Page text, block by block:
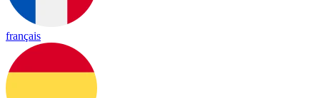
français